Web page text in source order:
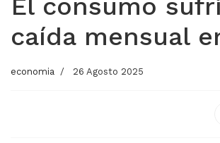
El consumo
caída mensual
economia 26 Agosto 2025